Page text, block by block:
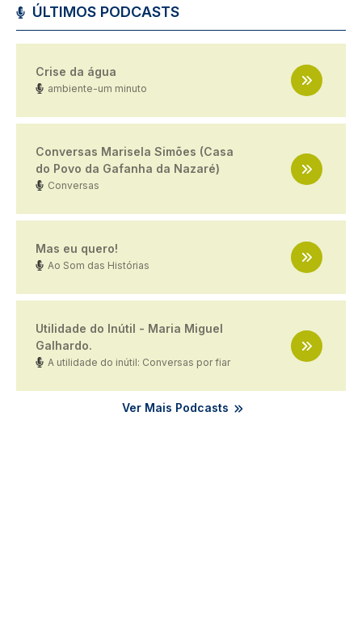
ÚLTIMOS PODCASTS
Crise da água
ambiente-um minuto
Conversas Marisela Simões (Casa
do Povo da Gafanha da Nazaré)
Conversas
Mas eu quero!
Ao Som das Histórias
Utilidade do Inútil - Maria Miguel
Galhardo.
A utilidade do inútil: Conversas por fiar
Ver Mais Podcasts